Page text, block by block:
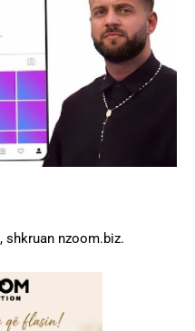
shkruan nzoom.biz.